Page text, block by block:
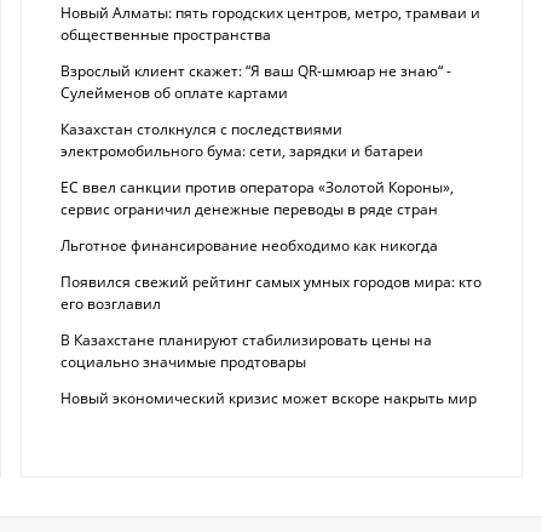
Новый Алматы: пять городских центров, метро, трамваи и
общественные пространства
Взрослый клиент скажет: “Я ваш QR-шмюар не знаю“ -
Сулейменов об оплате картами
Казахстан столкнулся с последствиями
электромобильного бума: сети, зарядки и батареи
ЕС ввел санкции против оператора «Золотой Короны»,
сервис ограничил денежные переводы в ряде стран
Льготное финансирование необходимо как никогда
Появился свежий рейтинг самых умных городов мира: кто
его возглавил
В Казахстане планируют стабилизировать цены на
социально значимые продтовары
Новый экономический кризис может вскоре накрыть мир